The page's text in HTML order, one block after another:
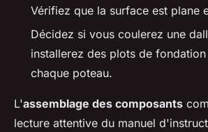
Vérifiez que la surface est plane
Décidez si vous coulerez une
installerez des plots de
chaque poteau.
L'assemblage des composants
lecture attentive du manuel